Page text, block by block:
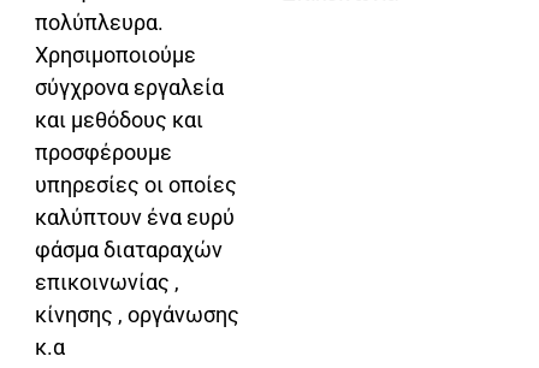
πολύπλευρα.
Χρησιμοποιούμε
σύγχρονα εργαλεία
και μεθόδους και
προσφέρουμε
υπηρεσίες οι οποίες
καλύπτουν ένα ευρύ
φάσμα διαταραχών
επικοινωνίας ,
κίνησης , οργάνωσης
κ.α